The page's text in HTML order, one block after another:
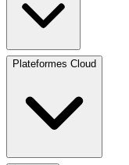
Plateformes Cloud